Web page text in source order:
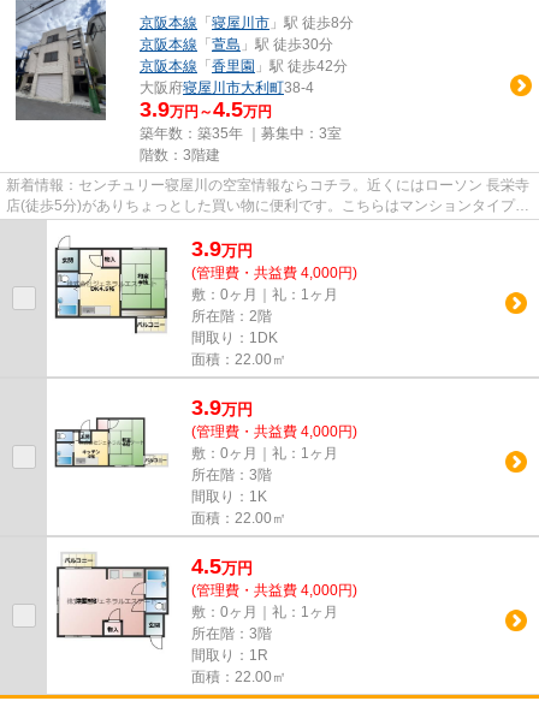
京阪本線 「 寝屋川市 」駅 徒歩8分
京阪本線 「 萱島 」駅 徒歩30分
京阪本線 「 香里園 」駅 徒歩42分
大阪府寝屋川市大利町38-4
3.9万円～4.5万円
築年数：築35年 ｜募集中： 3室
階数：3階建
新着情報：センチュリー寝屋川の空室情報ならコチラ。近くにはローソン 長栄寺
店(徒歩5分)がありちょっとした買い物に便利です。こちらはマンションタイプに
3.9万円
(管理費・共益費 4,000円)
敷：0ヶ月｜礼：1ヶ月
所在階：2階
間取り：1DK
面積：22.00㎡
3.9万円
(管理費・共益費 4,000円)
敷：0ヶ月｜礼：1ヶ月
所在階：3階
間取り：1K
面積：22.00㎡
4.5万円
(管理費・共益費 4,000円)
敷：0ヶ月｜礼：1ヶ月
所在階：3階
間取り：1R
面積：22.00㎡